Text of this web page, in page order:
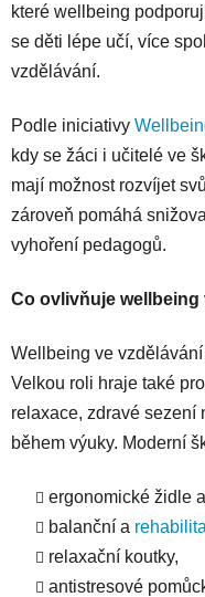
které wellbeing
se děti lépe učí, více
vzdělávání.
Podle iniciativy
kdy se žáci i učitelé ve
mají možnost rozvíjet
zároveň pomáhá
vyhoření pedagogů.
Co ovlivňuje wellbeing
Wellbeing ve
Velkou roli hraje také
relaxace, zdravé sezení
během výuky. Moderní
ergonomické židle
balanční a
relaxační koutky,
antistresové